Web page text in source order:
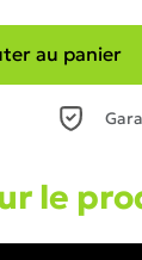
au panier
le